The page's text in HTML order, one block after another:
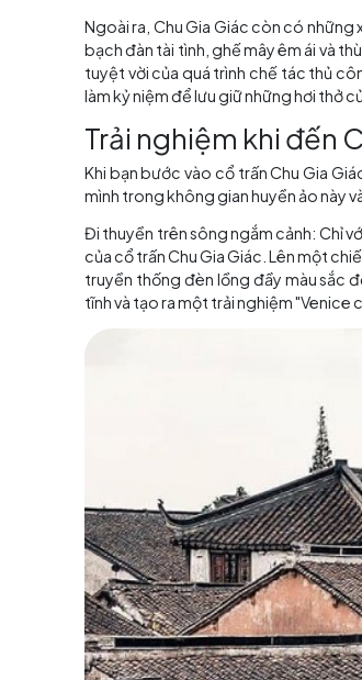
Có gì tại Cổ trấn
Cổ trấn Chu Gia Giác có
Cầu Phóng Sinh (Nhất Kiều):
Đường Bắc Đại (Nhất Đường):
Báo Quốc Tự (Nhất Tự): Báo
Miếu Thành Hoàng (Nhất
Phòng Lớn Tịch Thị (Nhất
Nhà Tưởng Niệm Vương
Khóa Trực Viên và Chu Khê
Tam Vịnh: Bao gồm vịnh Tam
Nhị Thập Lục Lộng: Với 26
Ngoài ra, Chu Gia Giác còn
bạch đàn tài tình, ghế mây
tuyệt vời của quá trình chế
làm kỷ niệm để lưu giữ những
Trải nghiệm khi